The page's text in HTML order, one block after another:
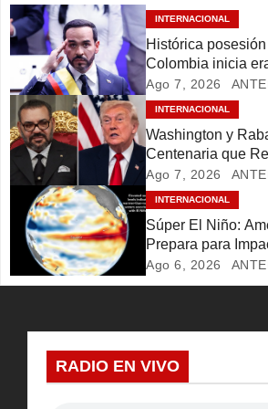
i
ó
n
d
e
n
t
INTERNACIONAL
Histórica
Colombia inicia
rebeldía
Ago 7, 2026
INTERNACIONAL
Washington y
Centenaria que
Migratorio
Ago 7, 2026
INTERNACIONAL
Súper El Niño:
Prepara para
Históricos
Ago 6, 2026
RADIO EN VIVO